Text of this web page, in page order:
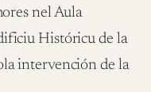
nel Aula
Históricu de la
intervención de la